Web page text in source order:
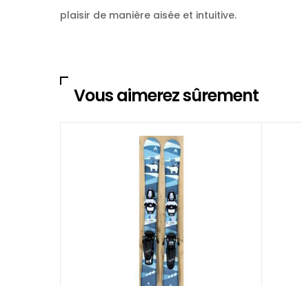
plaisir de manière aisée et intuitive.
Vous aimerez sûrement